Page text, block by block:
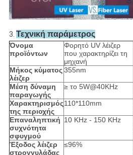
3. Τεχνική παράμετρος
Όνομα
προϊόντων
Φορητό UV λέιζερ
που χαρακτηρίζει τη
μηχανή
Μήκος κύματος
λέιζερ
355nm
Μέση δύναμη
παραγωγής
≥ το 5W@40KHz
Χαρακτηρισμός
της περιοχής
110*110mm
Επαναληπτική
συχνότητα
σφυγμού
10 KHz - 150 KHz
Έξοδος λέιζερ
στρογγυλάδας
≤96%